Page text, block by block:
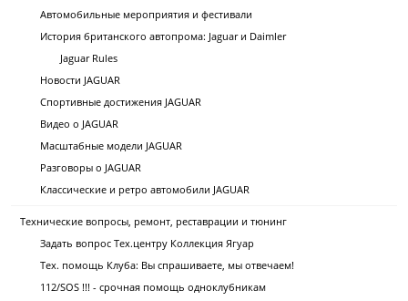
Автомобильные мероприятия и фестивали
История британского автопрома: Jaguar и Daimler
Jaguar Rules
Новости JAGUAR
Спортивные достижения JAGUAR
Видео о JAGUAR
Масштабные модели JAGUAR
Разговоры о JAGUAR
Классические и ретро автомобили JAGUAR
Технические вопросы, ремонт, реставрации и тюнинг
Задать вопрос Тех.центру Коллекция Ягуар
Тех. помощь Клуба: Вы спрашиваете, мы отвечаем!
112/SOS !!! - срочная помощь одноклубникам